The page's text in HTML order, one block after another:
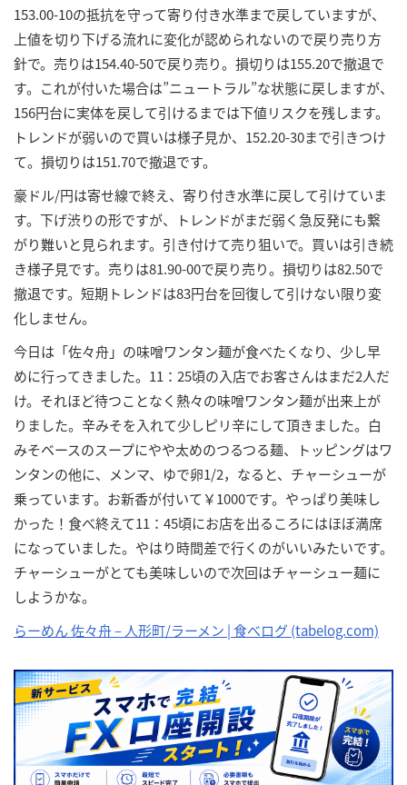
153.00-10の抵抗を守って寄り付き水準まで戻していますが、
上値を切り下げる流れに変化が認められないので戻り売り方
針で。売りは154.40-50で戻り売り。損切りは155.20で撤退で
す。これが付いた場合は”ニュートラル”な状態に戻しますが、
156円台に実体を戻して引けるまでは下値リスクを残します。
トレンドが弱いので買いは様子見か、152.20-30まで引きつけ
て。損切りは151.70で撤退です。
豪ドル/円は寄せ線で終え、寄り付き水準に戻して引けていま
す。下げ渋りの形ですが、トレンドがまだ弱く急反発にも繋
がり難いと見られます。引き付けて売り狙いで。買いは引き続
き様子見です。売りは81.90-00で戻り売り。損切りは82.50で
撤退です。短期トレンドは83円台を回復して引けない限り変
化しません。
今日は「佐々舟」の味噌ワンタン麺が食べたくなり、少し早
めに行ってきました。11：25頃の入店でお客さんはまだ2人だ
け。それほど待つことなく熱々の味噌ワンタン麺が出来上が
りました。辛みそを入れて少しピリ辛にして頂きました。白
みそベースのスープにやや太めのつるつる麺、トッピングはワ
ンタンの他に、メンマ、ゆで卵1/2，なると、チャーシューが
乗っています。お新香が付いて￥1000です。やっぱり美味し
かった！食べ終えて11：45頃にお店を出るころにはほぼ満席
になっていました。やはり時間差で行くのがいいみたいです。
チャーシューがとても美味しいので次回はチャーシュー麺に
しようかな。
らーめん 佐々舟 – 人形町/ラーメン | 食べログ (tabelog.com)